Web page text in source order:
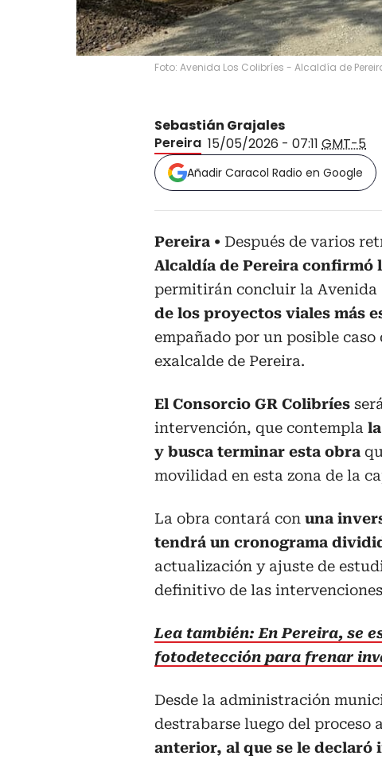
Foto: Avenida Los Colibríes - Alcaldía de
Sebastián Grajales
Pereira 15/05/2026 - 07:11 GMT-5
Añadir Caracol Radio en Google
Pereira Después de varios
Alcaldía de Pereira confirmó
permitirán concluir la Avenida
de los proyectos viales más
empañado por un posible
exalcalde de Pereira.
El Consorcio GR Colibríes
intervención, que contempla
y busca terminar esta obra
movilidad en esta zona de la
La obra contará con una
tendrá un cronograma
actualización y ajuste de
definitivo de las
Lea también: En Pereira, se
fotodetección para frenar
Desde la administración
destrabarse luego del proceso
anterior, al que se le